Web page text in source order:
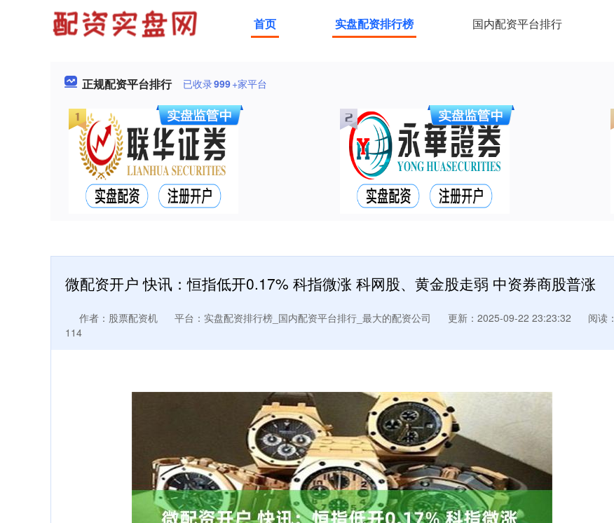
首页 实盘配资排行榜 国内配资平台排行
正规配资平台排行 已收录999+家平台
微配资开户 快讯：恒指低开0.17% 科指微涨 科网股、黄金股走弱 中资券商股普涨
作者：股票配资机 平台：实盘配资排行榜_国内配资平台排行_最大的配资公司 更新：2025-09-22 23:23:32
阅读：
114